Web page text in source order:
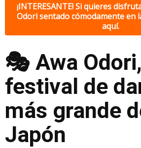
¡INTERESANTE! Si quieres
Odori sentado cómodamente en
aquí.
🎭 Awa
festival de
más grande
Japón